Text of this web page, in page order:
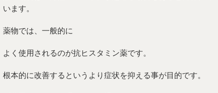
います。
薬物では、一般的に
よく使用されるのが抗ヒスタミン薬です。
根本的に改善するというより症状を抑える事が目的です。